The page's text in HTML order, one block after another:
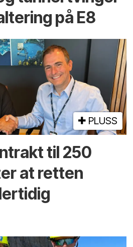
på E8
PLUSS
til 250
at retten